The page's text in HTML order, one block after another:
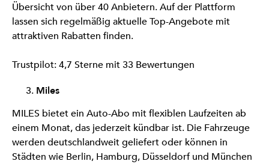
Übersicht von über 40 Anbietern. Auf der Plattform
lassen sich regelmäßig aktuelle Top-Angebote mit
attraktiven Rabatten finden.
Trustpilot: 4,7 Sterne mit 33 Bewertungen
Miles
MILES bietet ein Auto-Abo mit flexiblen Laufzeiten ab
einem Monat, das jederzeit kündbar ist. Die Fahrzeuge
werden deutschlandweit geliefert oder können in
Städten wie Berlin, Hamburg, Düsseldorf und München